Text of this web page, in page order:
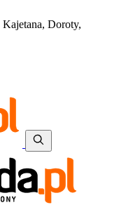
Kajetana, Doroty,